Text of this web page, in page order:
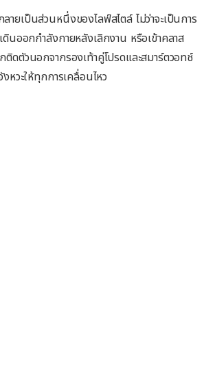
ายเป็นส่วนหนึ่งของไลฟ์สไตล์ ไม่ว่าจะเป็นการ
นออกกำลังกายหลังเลิกงาน หรือเข้าคลาส
ดตัวนอกจากรองเท้าคู่โปรดและสมาร์ตวอทช์
หวะให้ทุกการเคลื่อนไหว